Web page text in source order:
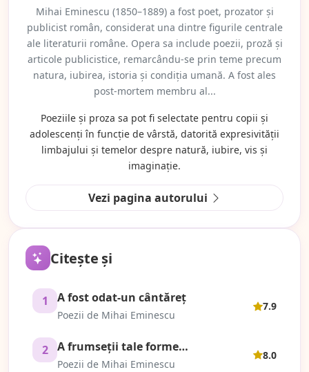
Mihai Eminescu (1850–1889) a fost poet, prozator și
publicist român, considerat una dintre figurile centrale
ale literaturii române. Opera sa include poezii, proză și
articole publicistice, remarcându-se prin teme precum
natura, iubirea, istoria și condiția umană. A fost ales
post-mortem membru al...
Poeziile și proza sa pot fi selectate pentru copii și
adolescenți în funcție de vârstă, datorită expresivității
limbajului și temelor despre natură, iubire, vis și
imaginație.
Vezi pagina autorului
Citește și
1 A fost odat-un cântăreţ
Poezii de Mihai Eminescu
7.9
2 A frumseţii tale forme…
Poezii de Mihai Eminescu
8.0